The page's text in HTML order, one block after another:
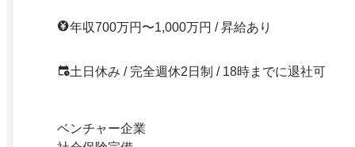
年収700万円〜1,000万円 / 昇給あり
土日休み / 完全週休2日制 / 18時までに退社可
ベンチャー企業